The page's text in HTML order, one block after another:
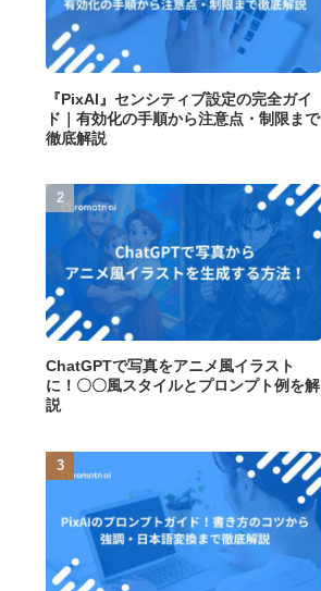
『PixAI』センシティブ設定の完全ガイ
ド｜有効化の手順から注意点・制限まで
徹底解説
ChatGPTで写真をアニメ風イラスト
に！〇〇風スタイルとプロンプト例を解
説